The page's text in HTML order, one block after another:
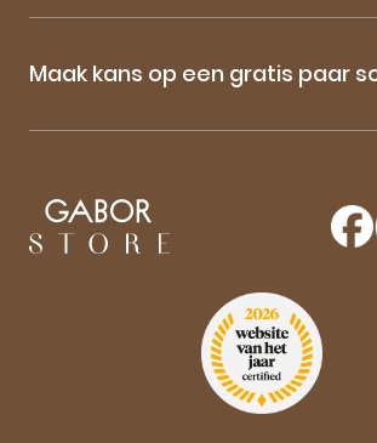
Maak kans op een gratis paar
Blijf op de hoogte van onze sale-
maak kans op een gratis paar
Aanmelden